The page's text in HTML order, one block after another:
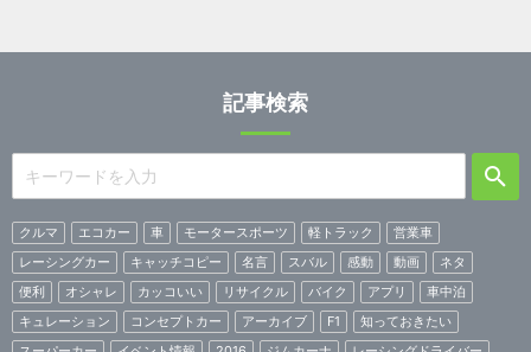
記事検索
クルマ エコカー 車 モータースポーツ 軽トラック
営業車
レーシングカー
キャッチコピー 名言 スバル 感動 動画
ネタ
便利
オシャレ カッコいい リサイクル バイク アプリ
車中泊
キュレーション
コンセプトカー アーカイブ F1
知っておきたい